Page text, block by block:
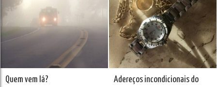
Quem vem lá?
Adereços incondicionais do